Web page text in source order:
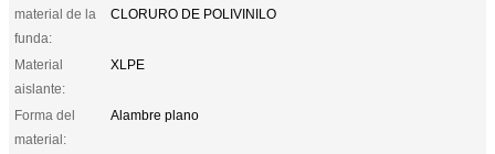
material de la
funda:
CLORURO DE POLIVINILO
Material
aislante:
XLPE
Forma del
material:
Alambre plano